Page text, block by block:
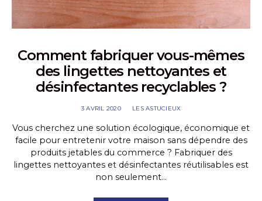
Comment fabriquer vous-mêmes
des lingettes nettoyantes et
désinfectantes recyclables ?
3 AVRIL 2020 LES ASTUCIEUX
Vous cherchez une solution écologique, économique et
facile pour entretenir votre maison sans dépendre des
produits jetables du commerce ? Fabriquer des
lingettes nettoyantes et désinfectantes réutilisables est
non seulement…